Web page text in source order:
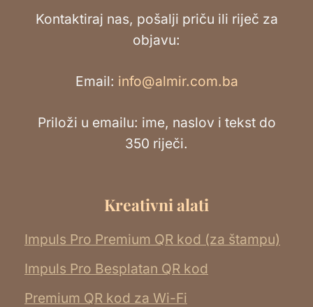
Kontaktiraj nas, pošalji priču ili riječ za
objavu:
Email: info@almir.com.ba
Priloži u emailu: ime, naslov i tekst do
350 riječi.
Kreativni alati
Impuls Pro Premium QR kod (za štampu)
Impuls Pro Besplatan QR kod
Premium QR kod za Wi-Fi